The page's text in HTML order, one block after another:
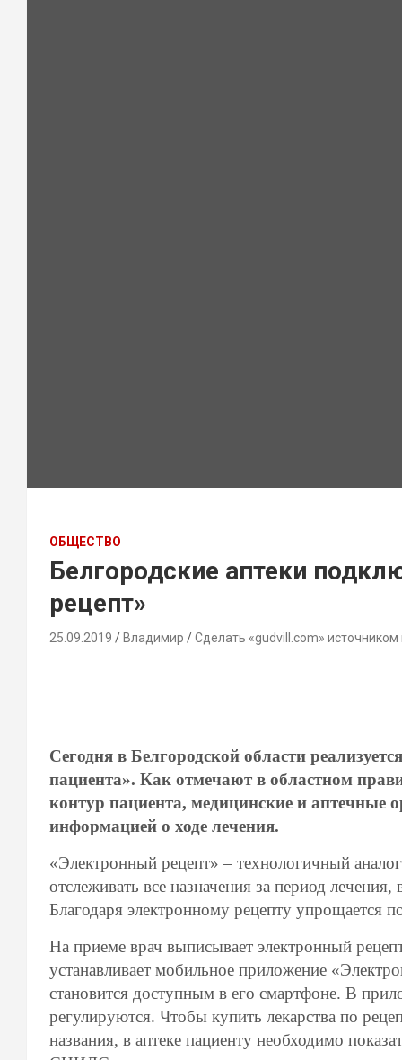
ОБЩЕСТВО
Белгородские аптеки
рецепт»
25.09.2019 Владимир Сделать «gudvill.com» источником
Сегодня в Белгородской области
пациента». Как отмечают в областном
контур пациента, медицинские и аптечные
информацией о ходе лечения.
«Электронный рецепт» – технологичный
отслеживать все назначения за период
Благодаря электронному рецепту упрощается
На приеме врач выписывает электронный
устанавливает мобильное приложение
становится доступным в его смартфоне. В
регулируются. Чтобы купить лекарства по
названия, в аптеке пациенту необходимо